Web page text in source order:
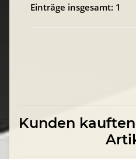
Einträge insgesamt: 1
Kunden